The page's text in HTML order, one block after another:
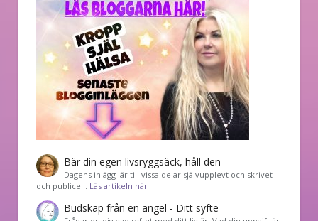
Bär din egen livsryggsäck, håll den
Dagens inlägg är till vissa delar självupplevt och skrivet
och publice… Läs artikeln här
Budskap från en ängel - Ditt syfte